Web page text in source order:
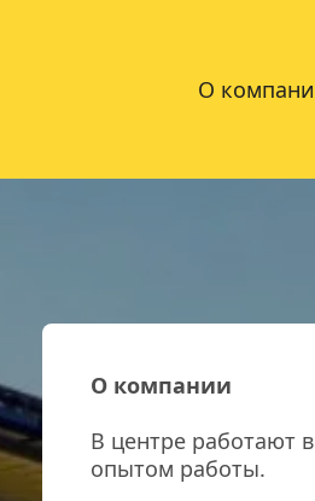
О
О компании
В центре работают
опытом работы.